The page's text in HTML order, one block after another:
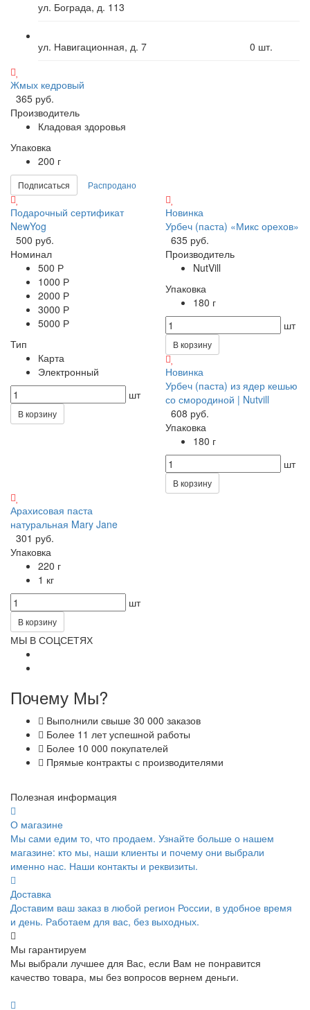
ул. Бограда, д. 113
ул. Навигационная, д. 7 0 шт.
Жмых кедровый
365 руб.
Производитель
Кладовая здоровья
Упаковка
200 г
Подписаться Распродано
Подарочный сертификат
NewYog
500 руб.
Номинал
500 Р
1000 Р
2000 Р
3000 Р
5000 Р
Тип
Карта
Электронный
шт
В корзину
Новинка
Урбеч (паста) «Микс орехов»
635 руб.
Производитель
NutVill
Упаковка
180 г
шт
В корзину
Новинка
Урбеч (паста) из ядер кешью
со смородиной | Nutvill
608 руб.
Упаковка
180 г
шт
В корзину
Арахисовая паста
натуральная Mary Jane
301 руб.
Упаковка
220 г
1 кг
шт
В корзину
МЫ В СОЦСЕТЯХ
Почему Мы?
Выполнили свыше 30 000 заказов
Более 11 лет успешной работы
Более 10 000 покупателей
Прямые контракты с производителями
Полезная информация
О магазине
Мы сами едим то, что продаем. Узнайте больше о нашем
магазине: кто мы, наши клиенты и почему они выбрали
именно нас. Наши контакты и реквизиты.
Доставка
Доставим ваш заказ в любой регион России, в удобное время
и день. Работаем для вас, без выходных.
Мы гарантируем
Мы выбрали лучшее для Вас, если Вам не понравится
качество товара, мы без вопросов вернем деньги.